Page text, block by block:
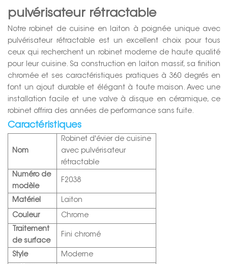
pulvérisateur rétractable
Notre robinet de cuisine en laiton à poignée unique avec
pulvérisateur rétractable est un excellent choix pour tous
ceux qui recherchent un robinet moderne de haute qualité
pour leur cuisine. Sa construction en laiton massif, sa finition
chromée et ses caractéristiques pratiques à 360 degrés en
font un ajout durable et élégant à toute maison. Avec une
installation facile et une valve à disque en céramique, ce
robinet offrira des années de performance sans fuite.
Caractéristiques
Nom
Robinet d'évier de cuisine
avec pulvérisateur
rétractable
Numéro de
modèle
F2038
Matériel Laiton
Couleur
Chrome
Traitement
de surface
Fini chromé
Style
Moderne